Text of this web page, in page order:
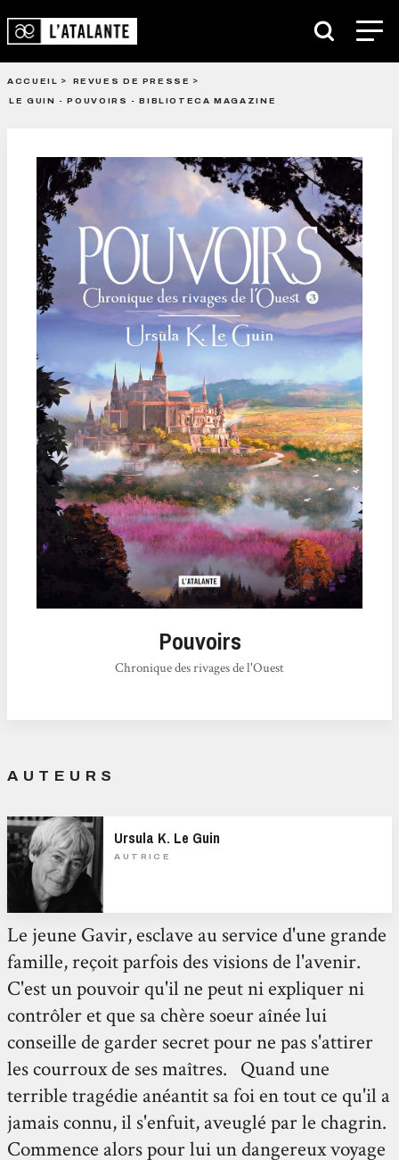
ACCUEIL
REVUES DE PRESSE
LE GUIN - POUVOIRS - BIBLIOTECA MAGAZINE
Pouvoirs
Chronique des rivages de l'Ouest
AUTEURS
Ursula K. Le Guin
AUTRICE
Le jeune Gavir, esclave au service d'une grande
famille, reçoit parfois des visions de l'avenir.
C'est un pouvoir qu'il ne peut ni expliquer ni
contrôler et que sa chère soeur aînée lui
conseille de garder secret pour ne pas s'attirer
les courroux de ses maîtres. Quand une
terrible tragédie anéantit sa foi en tout ce qu'il a
jamais connu, il s'enfuit, aveuglé par le chagrin.
Commence alors pour lui un dangereux voyage